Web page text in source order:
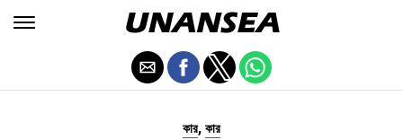
কার, কার